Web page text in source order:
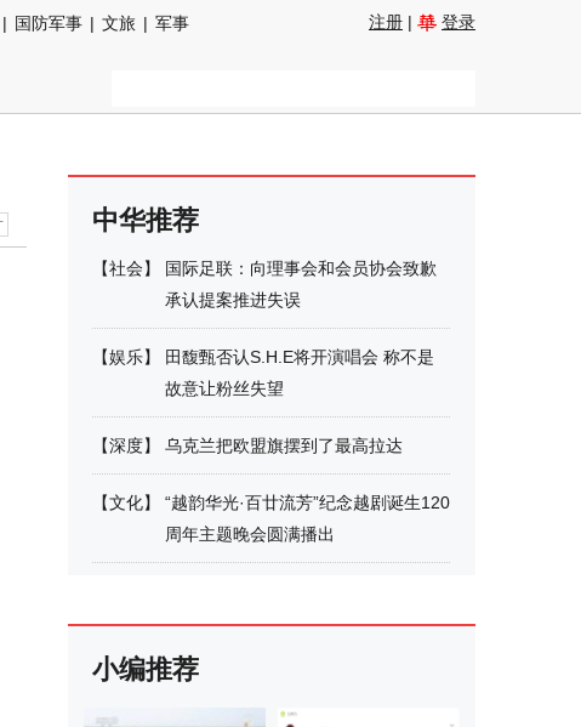
| 国防军事 | 文旅 | 军事
注册 | 登录
中华推荐
【社会】
国际足联：向理事会和会员协会致歉
承认提案推进失误
【娱乐】
田馥甄否认S.H.E将开演唱会 称不是
故意让粉丝失望
【深度】 乌克兰把欧盟旗摆到了最高拉达
【文化】
“越韵华光·百廿流芳”纪念越剧诞生120
周年主题晚会圆满播出
小编推荐